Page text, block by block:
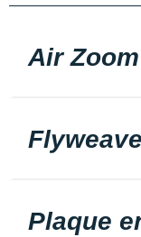
Air Zoom
Flyweave
Plaque